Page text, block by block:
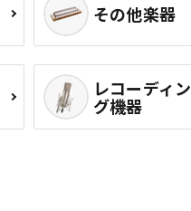
その他楽器
レコーディン
グ機器